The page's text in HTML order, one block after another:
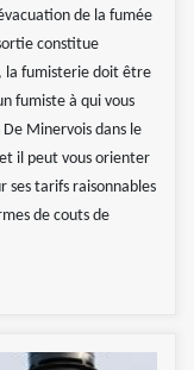
de la fumée
constitue
la fumisterie doit être
fumiste à qui vous
De Minervois dans le
il peut vous orienter
ses tarifs raisonnables
de couts de